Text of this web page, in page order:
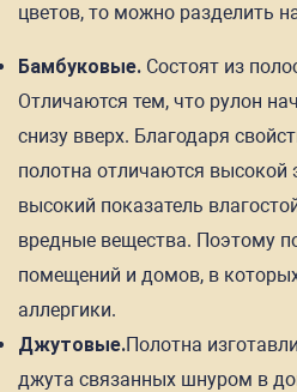
цветов, то можно разделить
Бамбуковые. Состоят из
Отличаются тем, что рулон
снизу вверх. Благодаря
полотна отличаются
высокий показатель
вредные вещества. Поэтому
помещений и домов, в
аллергики.
Джутовые.Полотна
джута связанных шнуром в